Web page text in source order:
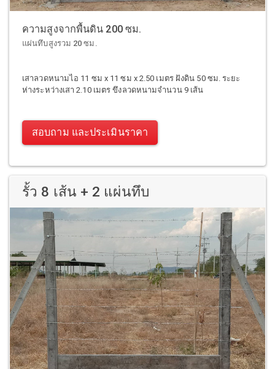
ความสูงจากพื้นดิน 200 ซม.
แผ่นทึบสูงรวม 20 ซม.
เสาลวดหนามไอ 11 ซม x 11 ซม x 2.50 เมตร ฝังดิน 50 ซม. ระยะ
ห่างระหว่างเสา 2.10 เมตร ขึงลวดหนามจำนวน 9 เส้น
สอบถาม และประเมินราคา
รั้ว 8 เส้น + 2 แผ่นทึบ